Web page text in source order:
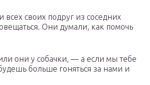
своих подруг из соседних
Они думали, как помочь
они у собачки, — а если мы тебе
больше гоняться за нами и